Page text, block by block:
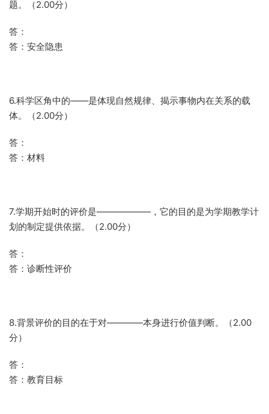
题。（2.00分）
答：
答：安全隐患
6.科学区角中的——是体现自然规律、揭示事物内在关系的载
体。（2.00分）
答：
答：材料
7.学期开始时的评价是——————，它的目的是为学期教学计
划的制定提供依据。（2.00分）
答：
答：诊断性评价
8.背景评价的目的在于对————本身进行价值判断。（2.00
分）
答：
答：教育目标